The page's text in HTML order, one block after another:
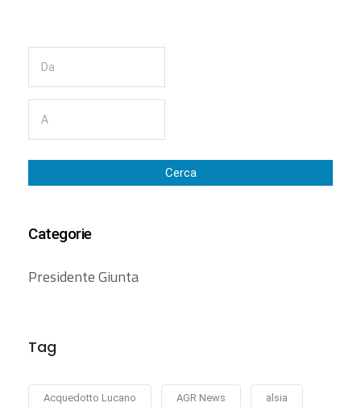
Cerca
Categorie
Presidente Giunta
Tag
Acquedotto Lucano AGR News alsia